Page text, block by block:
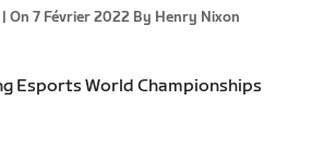
On 7 Février 2022 By Henry Nixon